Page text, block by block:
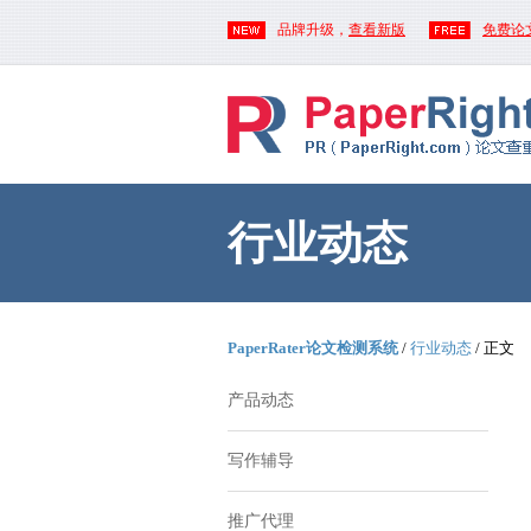
品牌升级， 查看新版 免费论
行业动态
PaperRater论文检测系统/ 行业动态 / 正文
产品动态
写作辅导
推广代理